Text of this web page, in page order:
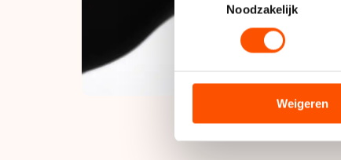
Lees meer over hoe uw
toestemming op elk
analyseren. We delen
analyse. Zij kunnen deze
hun services. Sommige
adequaat
Noodzakelijk
Weigeren